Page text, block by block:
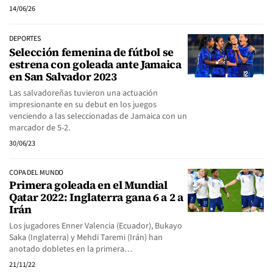
14/06/26
DEPORTES
Selección femenina de fútbol se
estrena con goleada ante Jamaica
en San Salvador 2023
Las salvadoreñas tuvieron una actuación
impresionante en su debut en los juegos
venciendo a las seleccionadas de Jamaica con un
marcador de 5-2.
30/06/23
COPA DEL MUNDO
Primera goleada en el Mundial
Qatar 2022: Inglaterra gana 6 a 2 a
Irán
Los jugadores Enner Valencia (Ecuador), Bukayo
Saka (Inglaterra) y Mehdi Taremi (Irán) han
anotado dobletes en la primera…
21/11/22